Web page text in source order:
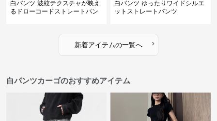
白パンツ 波紋テクスチャが映え
るドローコードストレートパン
白パンツ ゆったりワイドシルエ
ットストレートパンツ
新着アイテムの一覧へ ›
白パンツカーゴのおすすめアイテム